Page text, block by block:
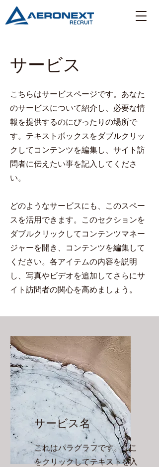
RECRUIT
サービス
こちらはサービスページです。あなた
のサービスについて紹介し、必要な情
報を提供するのにぴったりの場所で
す。テキストボックスをダブルクリッ
クしてコンテンツを編集し、サイト訪
問者に伝えたい事を記入してくださ
い。
どのようなサービスにも、このスペー
スを活用できます。このセクションを
ダブルクリックしてコンテンツマネー
ジャーを開き、コンテンツを編集して
ください。各アイテムの内容を説明
し、写真やビデオを追加してさらにサ
イト訪問者の関心を高めましょう。
サービス名
これはパラグラフです。ここ
をクリックしてテキストを入